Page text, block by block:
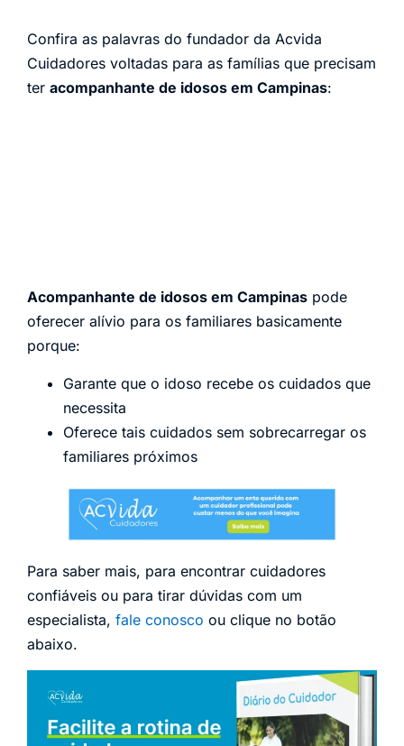
Confira as palavras do fundador da Acvida
Cuidadores voltadas para as famílias que precisam
ter acompanhante de idosos em Campinas:
Acompanhante de idosos em Campinas pode
oferecer alívio para os familiares basicamente
porque:
Garante que o idoso recebe os cuidados que
necessita
Oferece tais cuidados sem sobrecarregar os
familiares próximos
Para saber mais, para encontrar cuidadores
confiáveis ou para tirar dúvidas com um
especialista, fale conosco ou clique no botão
abaixo.